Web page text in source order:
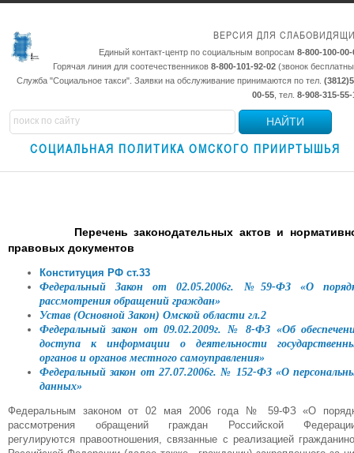
ВЕРСИЯ ДЛЯ
Единый контакт-центр по социальным вопросам 8-800-100-00-
Горячая линия для соотечественников 8-800-101-92-02 (звонок
Служба "Социальное такси". Заявки на обслуживание принимаются по тел.
00-55 , тел. 8-908-315-55-
НАЙТИ
СОЦИАЛЬНАЯ ПОЛИТИКА ОМСКОГО ПРИИРТЫШЬЯ
Перечень законодательных актов и
правовых документов
Конституция РФ ст.33
Федеральный Закон от 02.05.2006г. №59-ФЗ «О
рассмотрения обращений граждан»
Устав (Основной Закон) Омской области гл.2
Федеральный закон от 09.02.2009г. № 8-ФЗ «Об
доступа к информации о деятельности
органов и органов местного самоуправления»
Федеральный закон от 27.07.2006г. № 152-ФЗ «О
данных»
Федеральным законом от 02 мая 2006 года № 59-ФЗ «О
рассмотрения обращений граждан Российской
регулируются правоотношения, связанные с реализацией